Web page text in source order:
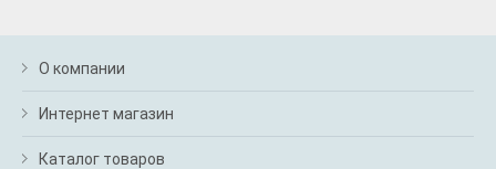
О компании
Интернет магазин
Каталог товаров